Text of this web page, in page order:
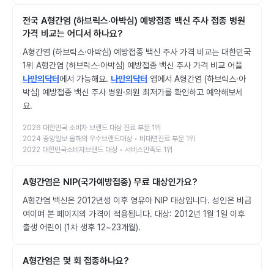
전국 A형간염 (하브릭스·아박심) 예방접종 백신 주사 접종 병원
가격 비교는 어디서 하나요?
A형간염 (하브릭스·아박심) 예방접종 백신 주사 가격 비교는 대한민국
1위 A형간염 (하브릭스·아박심) 예방접종 백신 주사 가격 비교 어플
나만의닥터에서 가능해요. 나만의닥터 앱에서 A형간염 (하브릭스·아
박심) 예방접종 백신 주사 병원·의원 최저가를 확인하고 예약해보세
요.
2026 대한민국 소비자 브랜드 대상 진료 부문 1위
2024 중앙일보 올해의 우수브랜드대상 • 비대면진료 부문 1위
2022 대한민국소비자브랜드 대상 • 서비스만족도 1위
A형간염은 NIP(국가예방접종) 무료 대상인가요?
A형간염 백신은 2012년생 이후 영유아 NIP 대상입니다. 성인은 비급
여이며 본 페이지의 가격이 적용됩니다. 대상: 2012년 1월 1일 이후
출생 어린이 (1차 생후 12~23개월).
A형간염은 몇 회 접종하나요?